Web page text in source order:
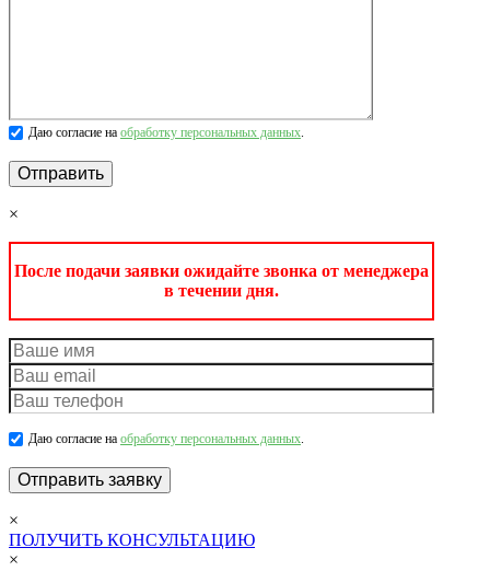
Даю согласие на обработку персональных данных.
×
После подачи заявки ожидайте звонка от менеджера
в течении дня.
Даю согласие на обработку персональных данных.
×
ПОЛУЧИТЬ КОНСУЛЬТАЦИЮ
×